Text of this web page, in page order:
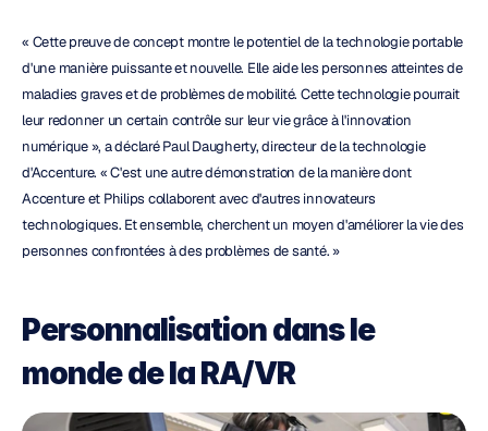
« Cette preuve de concept montre le potentiel de la technologie portable
d'une manière puissante et nouvelle. Elle aide les personnes atteintes de
maladies graves et de problèmes de mobilité. Cette technologie pourrait
leur redonner un certain contrôle sur leur vie grâce à l'innovation
numérique », a déclaré Paul Daugherty, directeur de la technologie
d'Accenture. « C'est une autre démonstration de la manière dont
Accenture et Philips collaborent avec d'autres innovateurs
technologiques. Et ensemble, cherchent un moyen d'améliorer la vie des
personnes confrontées à des problèmes de santé. »
Personnalisation dans le
monde de la RA/VR